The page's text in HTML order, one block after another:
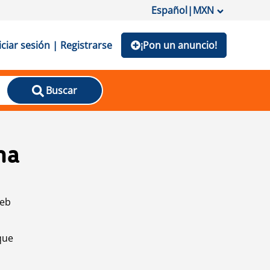
Español|MXN
sesión | Registrarse ¡Pon un anuncio!
Buscar